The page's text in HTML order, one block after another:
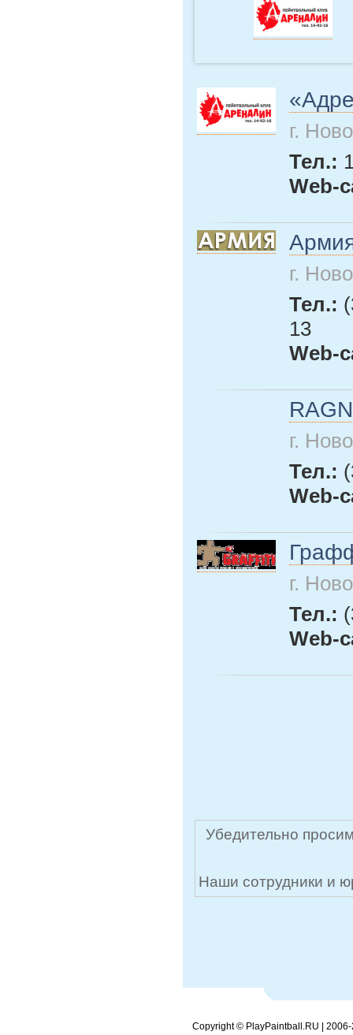
г.
Тел.:
Web-
г.
Тел.:
13
Web-
г.
Тел.:
Web-
г.
Тел.:
Web-
Убедительно
Наши сотрудники и
Copyright © PlayPaintball.RU | 2006-